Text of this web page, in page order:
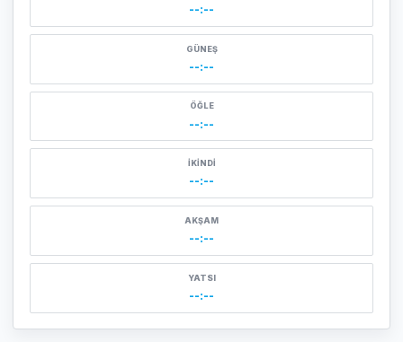
--:--
GÜNEŞ
--:--
ÖĞLE
--:--
İKINDI
--:--
AKŞAM
--:--
YATSI
--:--